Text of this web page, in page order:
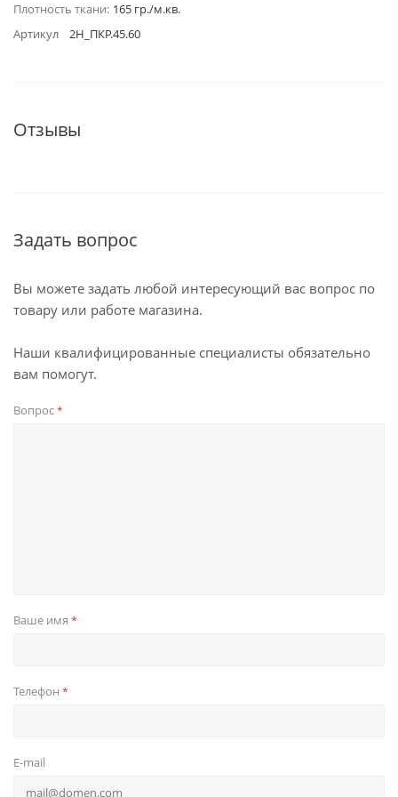
Плотность ткани: 165 гр./м.кв.
Артикул
2Н_ПКР.45.60
Отзывы
Задать вопрос
Вы можете задать любой интересующий вас вопрос по
товару или работе магазина.
Наши квалифицированные специалисты обязательно
вам помогут.
Вопрос*
Ваше имя *
Телефон *
E-mail